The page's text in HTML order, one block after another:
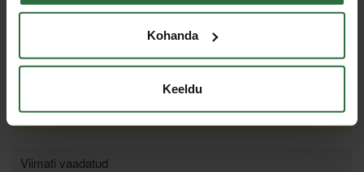
Kohanda
Keeldu
Garantii juriidilisele isikule
12 kuud
Sarnased tooted
Toodete loendi laadimine ebaõnnestus.
Viimati vaadatud